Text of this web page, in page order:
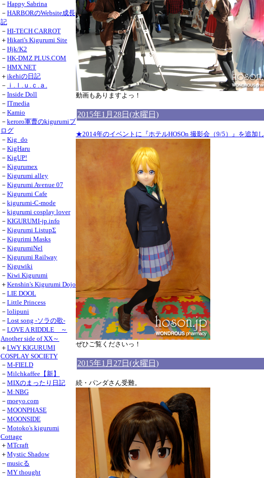
－ Happy Sabrina
－ HARBORのWebsite成長
記
－ HI-TECH CARROT
＋ Hikari's Kigurumi Site
－ Hjk/K2
－ HK-DMZ PLUS.COM
－ HMX.NET
＋ ikehiの日記
－ ｉ.ｌ.ｕ.ｃ.ａ.
－ Inside Doll
－ ITmedia
－ Kamio
－ keroro軍曹のkigurumiブ
ログ
－ Kig_do
－ KigHaru
－ KigUP!
－ Kigurumex
－ Kigurumi alley
－ Kigurumi Avenue 07
－ Kigurumi Cafe
－ kigurumi-C-mode
－ kigurumi cosplay lover
－ KIGURUMI-jp.info
－ Kigurumi ListupΣ
－ Kigurimi Masks
－ KigurumiNel
－ Kigurumi Railway
－ Kiguwiki
－ Kiwi Kigurumi
＋ Kenshin's Kigurumi Dojo
－ LIE DOOL
－ Little Princess
－ lolipuni
－ Lost song -ソラの歌-
－ LOVE A RIDDLE ～
Another side of XX～
＋ LWY KIGURUMI
COSPLAY SOCIETY
－ M-FIELD
－ Milchkaffee【新】
－ MIXのまったり日記
－ M:NBG
－ moeyo.com
－ MOONPHASE
－ MOONSIDE
－ Motoko's kigurumi
Cottage
＋ MTcraft
＋ Mystic Shadow
－ musicる
－ MY thought
動画もありますよっ！
2015年1月28日(水曜日)
★2014年のイベントに『ホテルHOSOn 撮影会（9/5）』を追加し
ぜひご覧くださいっ！
2015年1月27日(火曜日)
続・パンダさん受難。